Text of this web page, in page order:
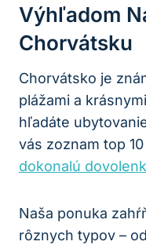
Výhľadom
Chorvátsku
Chorvátsko je
plážami a
hľadáte
vás zoznam top
dokonalú
Naša ponuka
rôznych typov –